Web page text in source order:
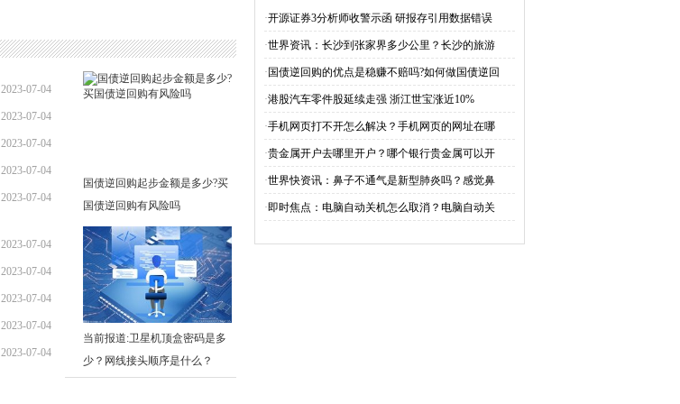
2023-07-04
11:17:24
2023-07-04
11:13:03
2023-07-04
11:12:08
2023-07-04
11:15:27
2023-07-04
2023-07-04
10:47:37
2023-07-04
10:43:33
2023-07-04
10:31:10
2023-07-04
10:26:12
2023-07-04
国债逆回购起步金额是多少?买
国债逆回购有风险吗
当前报道:卫星机顶盒密码是多
少？网线接头顺序是什么？
·开源证券3分析师收警示函 研报存引用数据错误
·世界资讯：长沙到张家界多少公里？长沙的旅游
· 国债逆回购的优点是稳赚不赔吗?如何做国债逆回
·港股汽车零件股延续走强 浙江世宝涨近10%
·手机网页打不开怎么解决？手机网页的网址在哪
·贵金属开户去哪里开户？哪个银行贵金属可以开
·世界快资讯：鼻子不通气是新型肺炎吗？感觉鼻
·即时焦点：电脑自动关机怎么取消？电脑自动关